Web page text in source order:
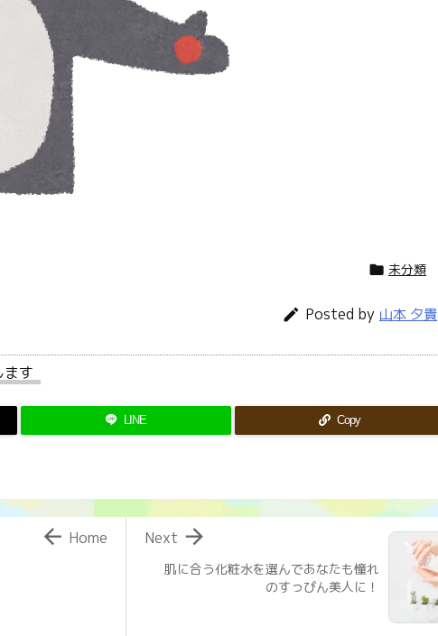
 未分類
 Posted by 山本 夕貴
ます
LINE Copy
肌に合う化粧水を選んであなたも憧れ
のすっぴん美人に！

Next
 Home